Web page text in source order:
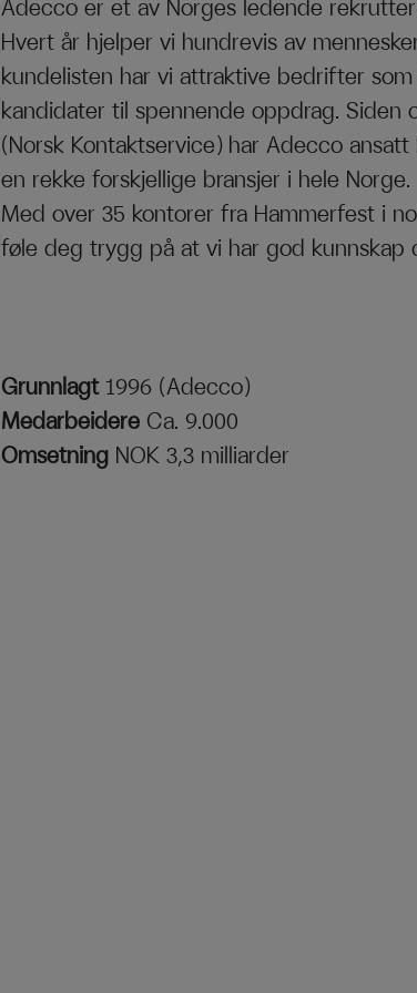
Adecco er et av Norges ledende
Hvert år hjelper vi hundrevis av
kundelisten har vi attraktive bedrifter
kandidater til spennende oppdrag. Siden
(Norsk Kontaktservice) har Adecco
en rekke forskjellige bransjer i hele Norge.
Med over 35 kontorer fra Hammerfest i
føle deg trygg på at vi har god kunnskap
Grunnlagt 1996 (Adecco)
Medarbeidere Ca. 9.000
Omsetning NOK 3,3 milliarder